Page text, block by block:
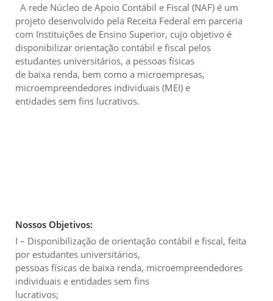
A rede Núcleo de Apoio Contábil e Fiscal (NAF) é um
projeto desenvolvido pela Receita Federal em parceria
com Instituições de Ensino Superior, cujo objetivo é
disponibilizar orientação contábil e fiscal pelos
estudantes universitários, a pessoas físicas
de baixa renda, bem como a microempresas,
microempreendedores individuais (MEI) e
entidades sem fins lucrativos.
Nossos Objetivos:
I – Disponibilização de orientação contábil e fiscal, feita
por estudantes universitários,
pessoas físicas de baixa renda, microempreendedores
individuais e entidades sem fins
lucrativos;